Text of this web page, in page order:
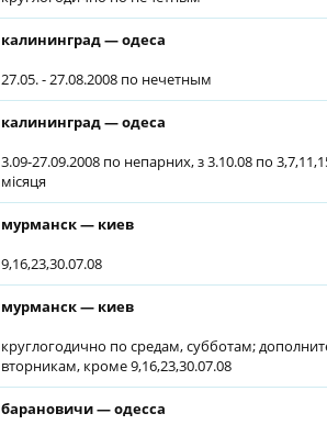
калининград — одеса
27.05. - 27.08.2008 по нечетным
калининград — одеса
3.09-27.09.2008 по непарних, з 3.10.08 по
місяця
мурманск — киев
9,16,23,30.07.08
мурманск — киев
круглогодично по средам, субботам;
вторникам, кроме 9,16,23,30.07.08
барановичи — одесса